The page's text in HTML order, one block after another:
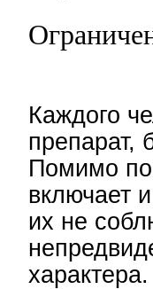
Каждого
препарат,
Помимо
включает
их не
характера.